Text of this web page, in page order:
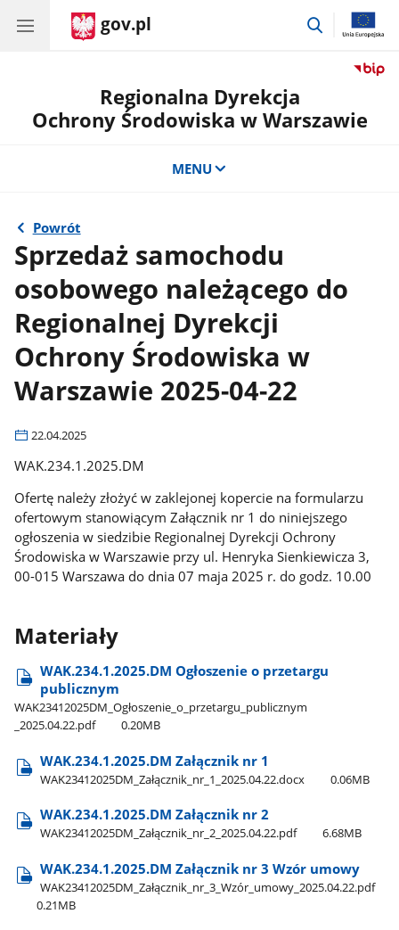
gov.pl
przejdź
Regionalna Dyrekcja
Ochrony Środowiska w Warszawie
MENU
Powrót
Sprzedaż samochodu
osobowego należącego do
Regionalnej Dyrekcji
Ochrony Środowiska w
Warszawie 2025-04-22
22.04.2025
WAK.234.1.2025.DM
Ofertę należy złożyć w zaklejonej kopercie na formularzu
ofertowym stanowiącym Załącznik nr 1 do niniejszego
ogłoszenia w siedzibie Regionalnej Dyrekcji Ochrony
Środowiska w Warszawie przy ul. Henryka Sienkiewicza 3,
00-015 Warszawa do dnia 07 maja 2025 r. do godz. 10.00
Materiały
WAK.234.1.2025.DM Ogłoszenie o przetargu
publicznym
WAK23412025DM​_Ogłoszenie​_o​_przetargu​_publicznym​
_2025.04.22.pdf
0.20MB
WAK.234.1.2025.DM Załącznik nr 1
WAK23412025DM​_Załącznik​_nr​_1​_2025.04.22.docx 0.06MB
WAK.234.1.2025.DM Załącznik nr 2
WAK23412025DM​_Załącznik​_nr​_2​_2025.04.22.pdf 6.68MB
WAK.234.1.2025.DM Załącznik nr 3 Wzór umowy
WAK23412025DM​_Załącznik​_nr​_3​_Wzór​_umowy​_2025.04.22.pdf
0.21MB